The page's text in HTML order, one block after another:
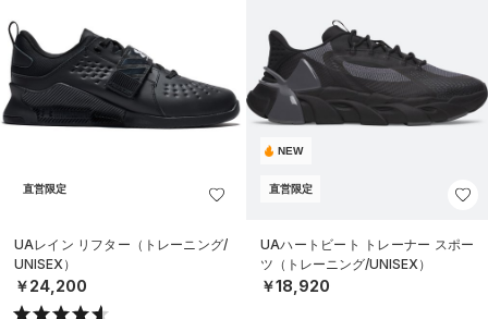
直営限定
UAレイン リフター（トレーニング/
UNISEX）
￥24,200
NEW
直営限定
UAハートビート トレーナー スポー
ツ（トレーニング/UNISEX）
￥18,920